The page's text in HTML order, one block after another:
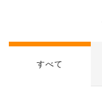
すべて